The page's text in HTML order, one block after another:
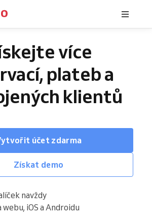
více
plateb a
klientů
účet zdarma
Získat demo
navždy
iOS a Androidu